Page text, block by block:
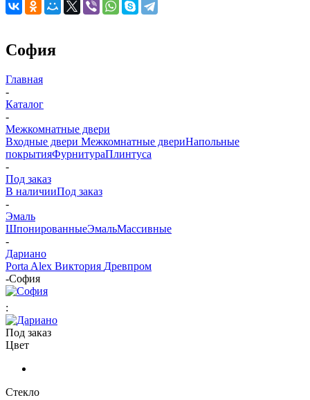
София
Главная
-
Каталог
-
Межкомнатные двери
Входные двери Межкомнатные двериНапольные
покрытияФурнитураПлинтуса
-
Под заказ
В наличииПод заказ
-
Эмаль
ШпонированныеЭмальМассивные
-
Дариано
Porta Alex Виктория Древпром
-София
:
Под заказ
Цвет
Стекло